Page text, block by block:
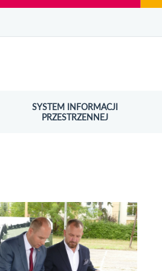
SYSTEM INFORMACJI
PRZESTRZENNEJ
OTWORZY SIĘ W NOWYM OKNIE